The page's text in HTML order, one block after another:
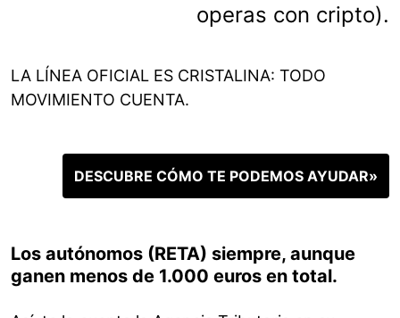
operas con cripto).
LA LÍNEA OFICIAL ES CRISTALINA: TODO
MOVIMIENTO CUENTA.
DESCUBRE CÓMO TE PODEMOS AYUDAR»
Los autónomos (RETA) siempre, aunque
ganen menos de 1.000 euros en total.